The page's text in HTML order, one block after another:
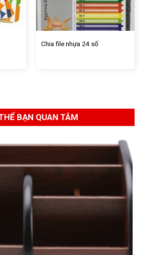
Chia file nhựa 24 số
BẠN QUAN TÂM